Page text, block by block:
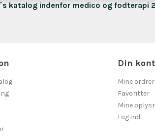
katalog indenfor medico og fodterapi
Din
Mine ordrer
Favoritter
Mine
Log ind